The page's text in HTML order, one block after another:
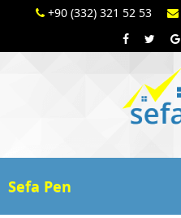
+90 (332) 321 52 53
Sefa Pen